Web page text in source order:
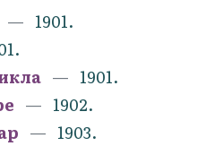
1901.
1901.
1902.
1903.